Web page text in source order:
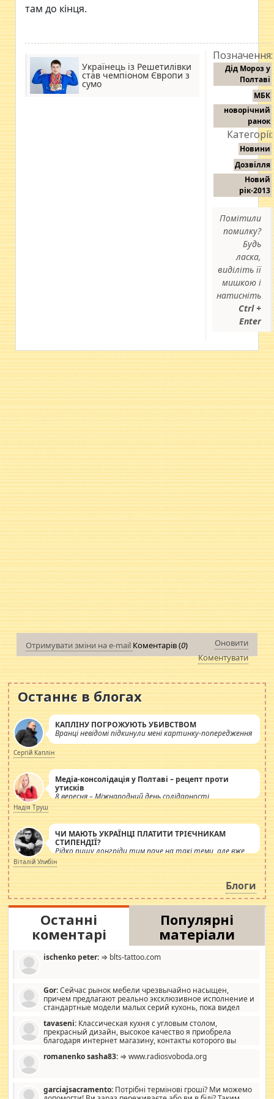
там до кінця.
Українець із Решетилівки
став чемпіоном Європи з
сумо
Позначення:
Дід Мороз у
Полтаві
МБК
новорічний
ранок
Категорії:
Новини
Дозвілля
Новий
рік-2013
Помітили
помилку?
Будь
ласка,
виділіть її
мишкою і
натисніть
Ctrl +
Enter
Отримувати зміни на e-mail Коментарів (0)
Оновити
Коментувати
Останнє в блогах
КАПЛІНУ ПОГРОЖУЮТЬ УБИВСТВОМ
Вранці невідомі підкинули мені картинку-попередження
Сергій Каплін
Медіа-консолідація у Полтаві – рецепт проти
утисків
8 вересня – Міжнародний день солідарності
журналістів.
Надія Труш
ЧИ МАЮТЬ УКРАЇНЦІ ПЛАТИТИ ТРІЄЧНИКАМ
СТИПЕНДІЇ?
Рідко пишу лонгріди тим паче на такі теми, але вже
просто дістало! Обурюють сьогоднішні інсенуації
навколо стипендіального питання. Штучно
роздувається ще одна соціальна катастрофа.
Віталій Улибін
Блоги
Останні
коментарі
Популярні
матеріали
ischenko peter: ⇒ blts-tattoo.com
Gor:Сейчас рынок мебели чрезвычайно насыщен,
причем предлагают реально эксклюзивное исполнение и
стандартные модели малых серий кухонь, пока видел
стандартные формы, в MebelOk, креативненько и что главное -
со вкусом все в порядке, без ненужных наворотов удорожающих
мебель, а это не последний фактор.
tavaseni: Классическая кухня с угловым столом,
прекрасный дизайн, высокое качество я приобрела
благодаря интернет магазину, контакты которого вы
romanenko sasha83: ⇒ www.radiosvoboda.org
garciajsacramento: Потрібні термінові гроші? Ми можемо